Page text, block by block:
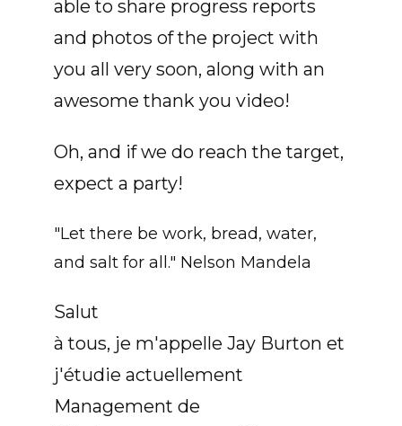
able to share progress reports
and photos of the project with
you all very soon, along with an
awesome thank you video!
Oh, and if we do reach the target,
expect a party!
"Let there be work, bread, water,
and salt for all." Nelson Mandela
Salut
à tous, je m'appelle Jay Burton et
j'étudie actuellement
Management de